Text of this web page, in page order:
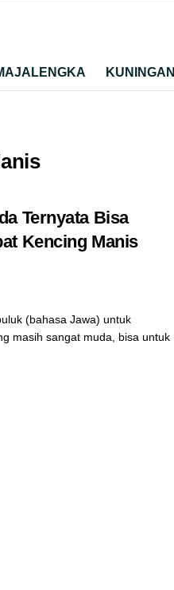
KUNINGAN
Ternyata Bisa
Kencing Manis
(bahasa Jawa) untuk
masih sangat muda, bisa untuk